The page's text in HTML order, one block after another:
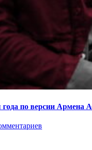
по версии Армена